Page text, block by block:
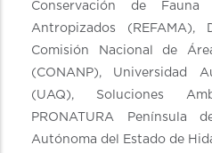
Conservación de
Antropizados (REFAMA),
Comisión Nacional de
(CONANP), Universidad
(UAQ), Soluciones
PRONATURA Península
Autónoma del Estado de